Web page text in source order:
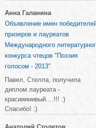
Анна Галанина
Объявление имен
призеров и лауреатов
Международного
конкурса чтецов "Поэзия
голосом - 2013"
Павел, Стелла, получила
диплом лауреата -
красииииивый....!!! :)
Спасибо! :)
Анатолий Столетов